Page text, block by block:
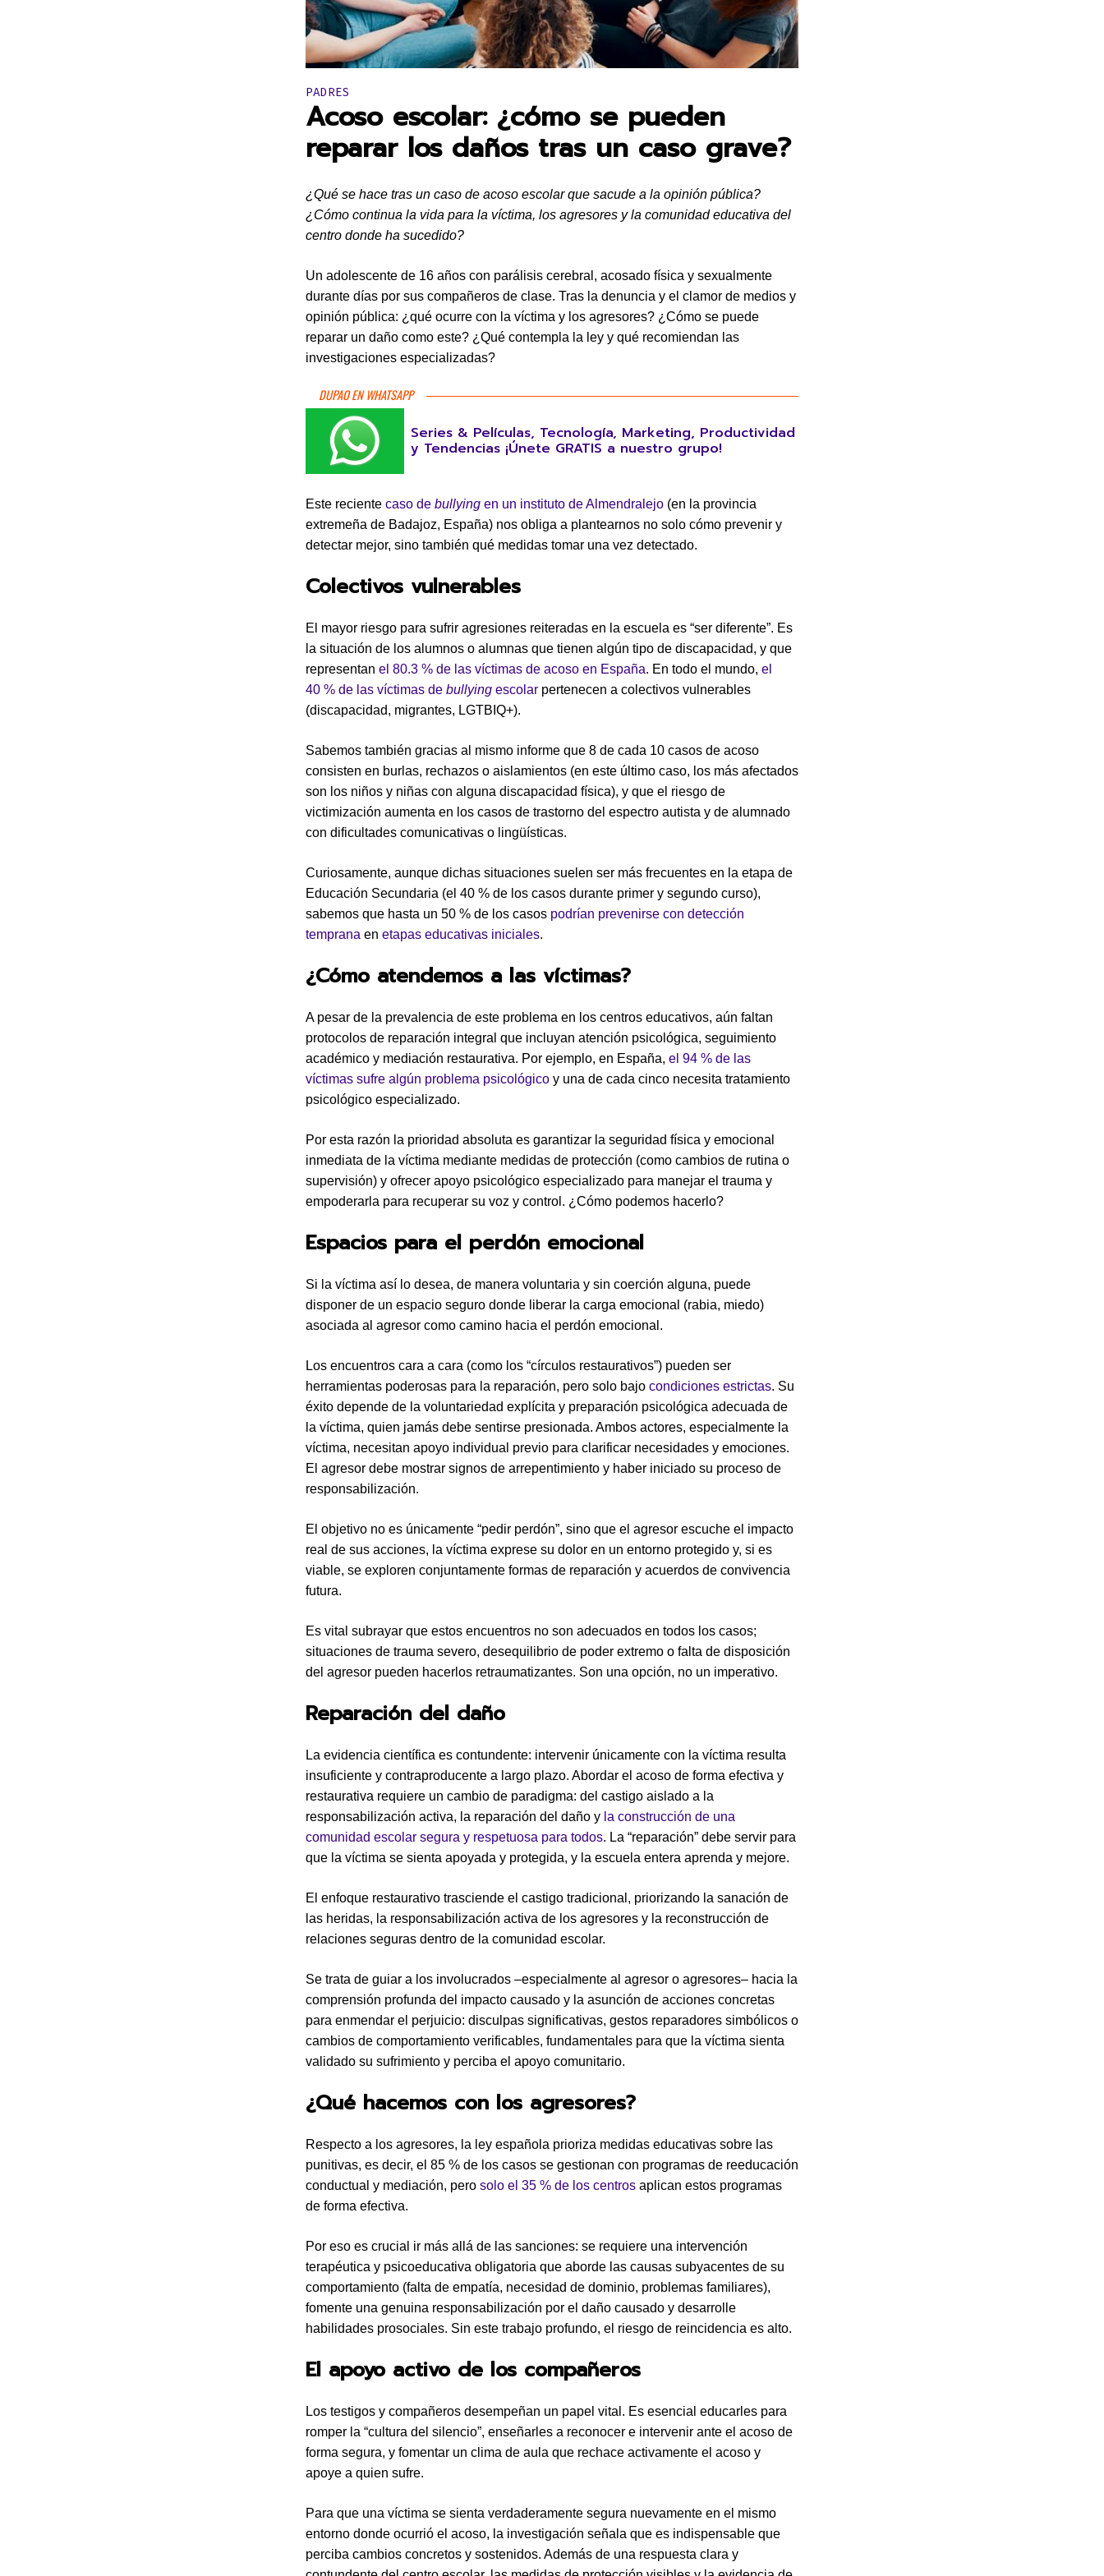
Publicado en:
PADRES
Acoso escolar: ¿cómo se pueden
reparar los daños tras un caso grave?
¿Qué se hace tras un caso de acoso escolar que sacude a la opinión pública?
¿Cómo continua la vida para la víctima, los agresores y la comunidad educativa del
centro donde ha sucedido?
Un adolescente de 16 años con parálisis cerebral, acosado física y sexualmente
durante días por sus compañeros de clase. Tras la denuncia y el clamor de medios y
opinión pública: ¿qué ocurre con la víctima y los agresores? ¿Cómo se puede
reparar un daño como este? ¿Qué contempla la ley y qué recomiendan las
investigaciones especializadas?
DUPAO EN WHATSAPP
Series & Películas, Tecnología, Marketing, Productividad
y Tendencias ¡Únete GRATIS a nuestro grupo!
Este reciente caso de bullying en un instituto de Almendralejo (en la provincia
extremeña de Badajoz, España) nos obliga a plantearnos no solo cómo prevenir y
detectar mejor, sino también qué medidas tomar una vez detectado.
Colectivos vulnerables
El mayor riesgo para sufrir agresiones reiteradas en la escuela es “ser diferente”. Es
la situación de los alumnos o alumnas que tienen algún tipo de discapacidad, y que
representan el 80.3 % de las víctimas de acoso en España. En todo el mundo, el
40 % de las víctimas de bullying escolar pertenecen a colectivos vulnerables
(discapacidad, migrantes, LGTBIQ+).
Sabemos también gracias al mismo informe que 8 de cada 10 casos de acoso
consisten en burlas, rechazos o aislamientos (en este último caso, los más afectados
son los niños y niñas con alguna discapacidad física), y que el riesgo de
victimización aumenta en los casos de trastorno del espectro autista y de alumnado
con dificultades comunicativas o lingüísticas.
Curiosamente, aunque dichas situaciones suelen ser más frecuentes en la etapa de
Educación Secundaria (el 40 % de los casos durante primer y segundo curso),
sabemos que hasta un 50 % de los casos podrían prevenirse con detección
temprana en etapas educativas iniciales.
¿Cómo atendemos a las víctimas?
A pesar de la prevalencia de este problema en los centros educativos, aún faltan
protocolos de reparación integral que incluyan atención psicológica, seguimiento
académico y mediación restaurativa. Por ejemplo, en España, el 94 % de las
víctimas sufre algún problema psicológico y una de cada cinco necesita tratamiento
psicológico especializado.
Por esta razón la prioridad absoluta es garantizar la seguridad física y emocional
inmediata de la víctima mediante medidas de protección (como cambios de rutina o
supervisión) y ofrecer apoyo psicológico especializado para manejar el trauma y
empoderarla para recuperar su voz y control. ¿Cómo podemos hacerlo?
Espacios para el perdón emocional
Si la víctima así lo desea, de manera voluntaria y sin coerción alguna, puede
disponer de un espacio seguro donde liberar la carga emocional (rabia, miedo)
asociada al agresor como camino hacia el perdón emocional.
Los encuentros cara a cara (como los “círculos restaurativos”) pueden ser
herramientas poderosas para la reparación, pero solo bajo condiciones estrictas. Su
éxito depende de la voluntariedad explícita y preparación psicológica adecuada de
la víctima, quien jamás debe sentirse presionada. Ambos actores, especialmente la
víctima, necesitan apoyo individual previo para clarificar necesidades y emociones.
El agresor debe mostrar signos de arrepentimiento y haber iniciado su proceso de
responsabilización.
El objetivo no es únicamente “pedir perdón”, sino que el agresor escuche el impacto
real de sus acciones, la víctima exprese su dolor en un entorno protegido y, si es
viable, se exploren conjuntamente formas de reparación y acuerdos de convivencia
futura.
Es vital subrayar que estos encuentros no son adecuados en todos los casos;
situaciones de trauma severo, desequilibrio de poder extremo o falta de disposición
del agresor pueden hacerlos retraumatizantes. Son una opción, no un imperativo.
Reparación del daño
La evidencia científica es contundente: intervenir únicamente con la víctima resulta
insuficiente y contraproducente a largo plazo. Abordar el acoso de forma efectiva y
restaurativa requiere un cambio de paradigma: del castigo aislado a la
responsabilización activa, la reparación del daño y la construcción de una
comunidad escolar segura y respetuosa para todos. La “reparación” debe servir para
que la víctima se sienta apoyada y protegida, y la escuela entera aprenda y mejore.
El enfoque restaurativo trasciende el castigo tradicional, priorizando la sanación de
las heridas, la responsabilización activa de los agresores y la reconstrucción de
relaciones seguras dentro de la comunidad escolar.
Se trata de guiar a los involucrados –especialmente al agresor o agresores– hacia la
comprensión profunda del impacto causado y la asunción de acciones concretas
para enmendar el perjuicio: disculpas significativas, gestos reparadores simbólicos o
cambios de comportamiento verificables, fundamentales para que la víctima sienta
validado su sufrimiento y perciba el apoyo comunitario.
¿Qué hacemos con los agresores?
Respecto a los agresores, la ley española prioriza medidas educativas sobre las
punitivas, es decir, el 85 % de los casos se gestionan con programas de reeducación
conductual y mediación, pero solo el 35 % de los centros aplican estos programas
de forma efectiva.
Por eso es crucial ir más allá de las sanciones: se requiere una intervención
terapéutica y psicoeducativa obligatoria que aborde las causas subyacentes de su
comportamiento (falta de empatía, necesidad de dominio, problemas familiares),
fomente una genuina responsabilización por el daño causado y desarrolle
habilidades prosociales. Sin este trabajo profundo, el riesgo de reincidencia es alto.
El apoyo activo de los compañeros
Los testigos y compañeros desempeñan un papel vital. Es esencial educarles para
romper la “cultura del silencio”, enseñarles a reconocer e intervenir ante el acoso de
forma segura, y fomentar un clima de aula que rechace activamente el acoso y
apoye a quien sufre.
Para que una víctima se sienta verdaderamente segura nuevamente en el mismo
entorno donde ocurrió el acoso, la investigación señala que es indispensable que
perciba cambios concretos y sostenidos. Además de una respuesta clara y